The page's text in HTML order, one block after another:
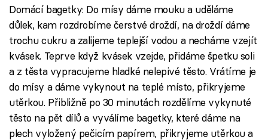
Domácí bagetky: Do mísy dáme mouku a uděláme
důlek, kam rozdrobíme čerstvé droždí, na droždí dáme
trochu cukru a zalijeme teplejší vodou a necháme vzejít
kvásek. Teprve když kvásek vzejde, přidáme špetku soli
a z těsta vypracujeme hladké nelepivé těsto. Vrátíme je
do mísy a dáme vykynout na teplé místo, přikryjeme
utěrkou. Přibližně po 30 minutách rozdělíme vykynuté
těsto na pět dílů a vyválíme bagetky, které dáme na
plech vyložený pečicím papírem, přikryjeme utěrkou a